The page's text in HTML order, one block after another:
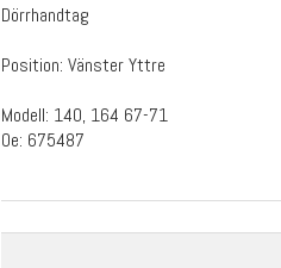
Dörrhandtag
Position: Vänster Yttre
Modell: 140, 164 67-71
Oe: 675487